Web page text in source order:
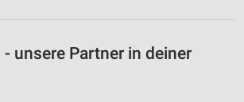
unsere Partner in deiner